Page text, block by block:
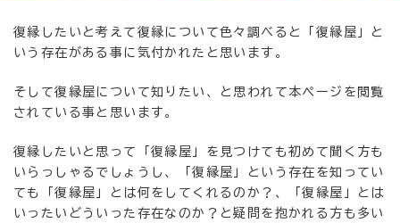
復縁したいと考えて復縁について色々調べると「復縁屋」と
いう存在がある事に気付かれたと思います。
そして復縁屋について知りたい、と思われて本ページを閲覧
されている事と思います。
復縁したいと思って「復縁屋」を見つけても初めて聞く方も
いらっしゃるでしょうし、「復縁屋」という存在を知ってい
ても「復縁屋」とは何をしてくれるのか？、「復縁屋」とは
いったいどういった存在なのか？と疑問を抱かれる方も多い